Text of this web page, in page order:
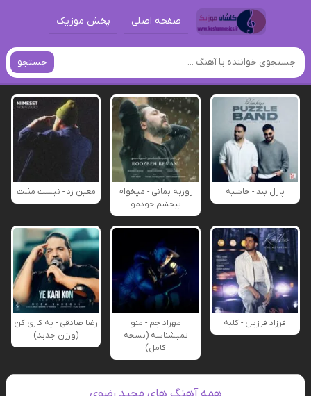
صفحه اصلی پخش موزیک
جستجو
پازل بند - حاشیه
روزبه بمانی - میخوام
ببخشم خودمو
معین زد - نیست مثلت
فرزاد فرزین - کلبه
مهراد جم - منو
نمیشناسه (نسخه
کامل)
رضا صادقی - یه کاری کن
(ورژن جدید)